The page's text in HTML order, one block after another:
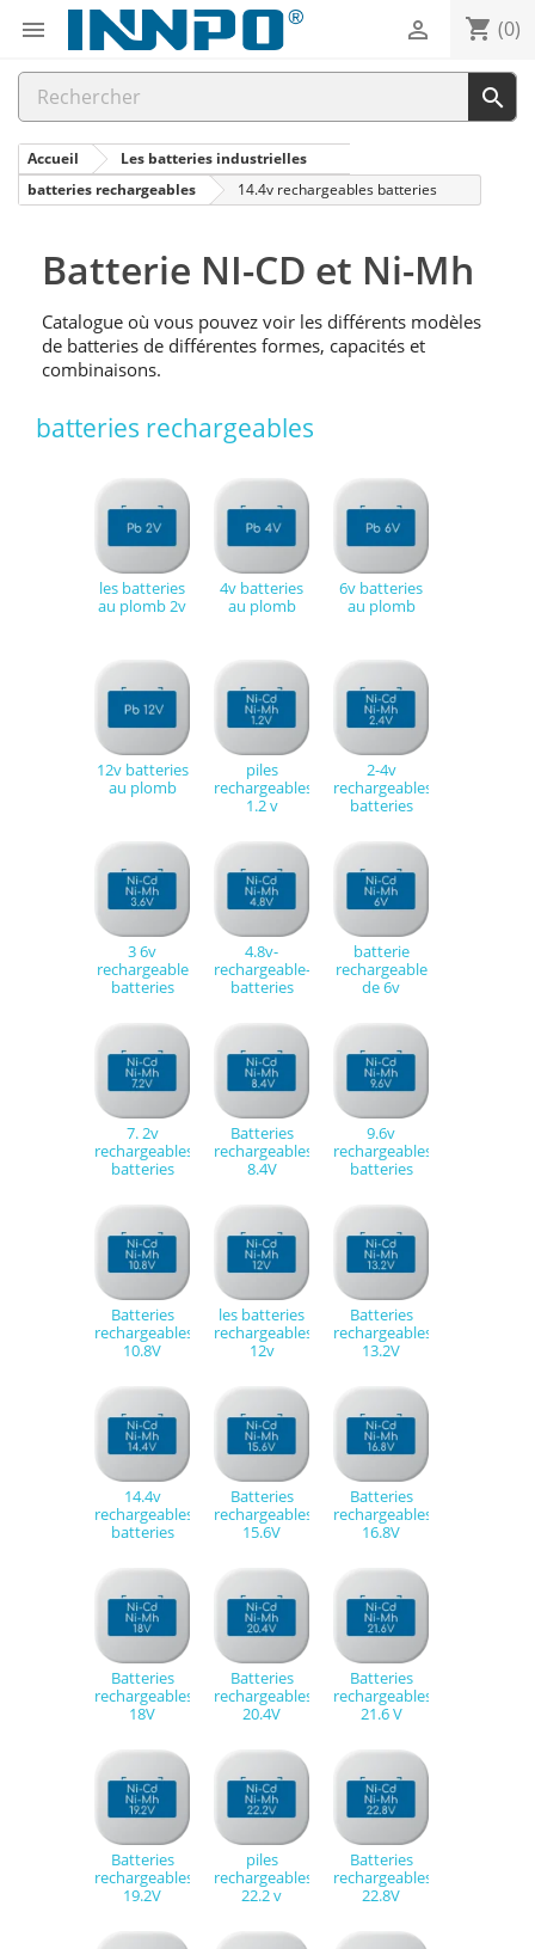
 shopping_cart (0)


Accueil
Les batteries industrielles
batteries rechargeables
14.4v rechargeables batteries
Batterie NI-CD et Ni-Mh
Catalogue où vous pouvez voir les différents modèles
de batteries de différentes formes, capacités et
combinaisons.
batteries rechargeables
les batteries
au plomb 2v
4v batteries
au plomb
6v batteries
au plomb
12v batteries
au plomb
piles
rechargeables
1.2 v
2-4v
rechargeables
batteries
3 6v
rechargeable
batteries
4.8v-
rechargeable-
batteries
batterie
rechargeable
de 6v
7. 2v
rechargeables
batteries
Batteries
rechargeables
8.4V
9.6v
rechargeables
batteries
Batteries
rechargeables
10.8V
les batteries
rechargeables
12v
Batteries
rechargeables
13.2V
14.4v
rechargeables
batteries
Batteries
rechargeables
15.6V
Batteries
rechargeables
16.8V
Batteries
rechargeables
18V
Batteries
rechargeables
20.4V
Batteries
rechargeables
21.6 V
Batteries
rechargeables
19.2V
piles
rechargeables
22.2 v
Batteries
rechargeables
22.8V